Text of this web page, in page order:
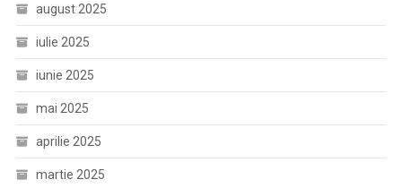
august 2025
iulie 2025
iunie 2025
mai 2025
aprilie 2025
martie 2025